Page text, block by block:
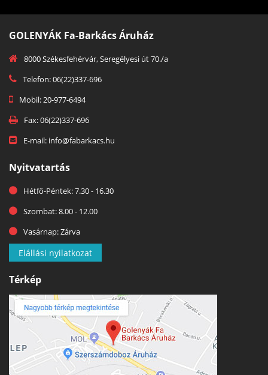
GOLENYÁK Fa-Barkács Áruház
8000 Székesfehérvár, Seregélyesi út 70./a
Telefon: 06(22)337-696
Mobil: 20-977-6494
Fax: 06(22)337-696
E-mail: info@fabarkacs.hu
Nyitvatartás
Hétfő-Péntek: 7.30 - 16.30
Szombat: 8.00 - 12.00
Vasárnap: Zárva
Elállási nyilatkozat
Térkép